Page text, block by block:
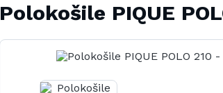
Polokošile PIQUE